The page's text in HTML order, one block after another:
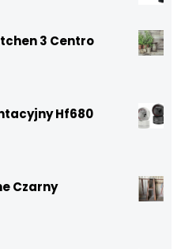
3 Centro
Hf680
Czarny